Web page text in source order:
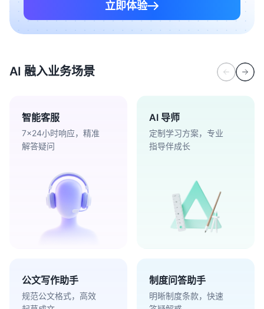
立即体验
AI 融入业务场景
智能客服
7×24小时响应，精准
解答疑问
公文写作助手
规范公文格式，高效
AI 导师
定制学习方案，专业
指导伴成长
制度问答助手
明晰制度条款，快速